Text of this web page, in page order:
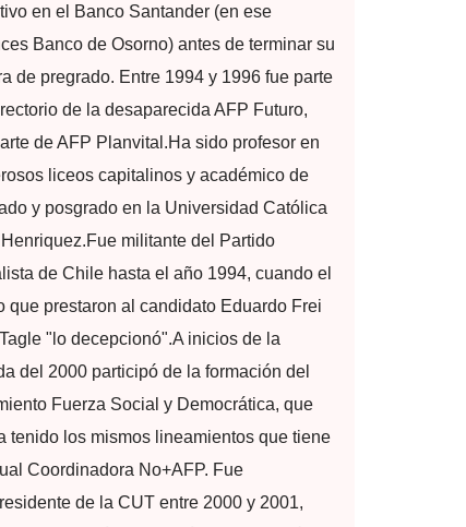
en el Banco Santander (en ese
Banco de Osorno) antes de terminar su
de pregrado.​ Entre 1994 y 1996 fue parte
de la desaparecida AFP Futuro,
de AFP Planvital.​ Ha sido profesor en
liceos capitalinos y académico de
y posgrado en la Universidad Católica
Fue militante del Partido
de Chile hasta el año 1994, cuando el
que prestaron al candidato Eduardo Frei
"lo decepcionó".​ A inicios de la
del 2000 participó de la formación del
Fuerza Social y Democrática, que
tenido los mismos lineamientos que tiene
Coordinadora No+AFP. Fue
de la CUT entre 2000 y 2001,